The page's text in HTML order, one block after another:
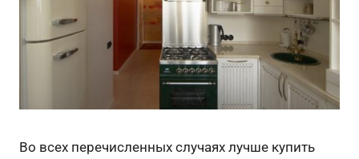
Во всех перечисленных случаях лучше купить